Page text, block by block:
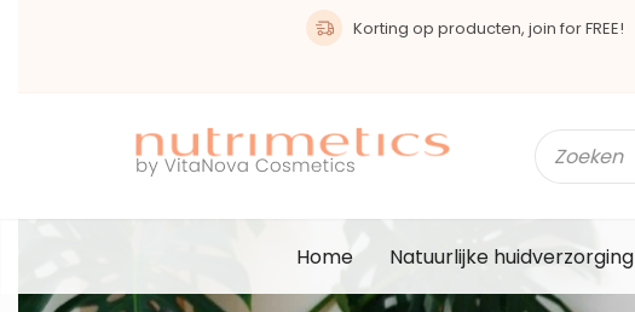
Ga naar de hoofdnavigatieKorting op producten, join for FREE!
Home Natuurlijke huidverzorging